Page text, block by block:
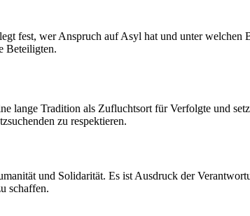
fest, wer Anspruch auf Asyl hat und unter
Beteiligten.
lange Tradition als Zufluchtsort für Verfolgte und
zu respektieren.
und Solidarität. Es ist Ausdruck der
schaffen.